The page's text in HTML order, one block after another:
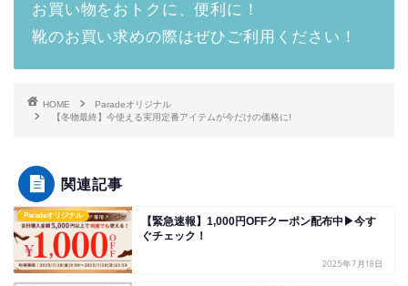
お買い物をおトクに、便利に！
靴のお買い求めの際はぜひご利用ください！
HOME
Paradeオリジナル
【冬物最終】今使える実用定番アイテムが今だけの価格に!
関連記事
Paradeオリジナル
【緊急速報】1,000円OFFクーポン配布中▶今す
ぐチェック！
2025年7月18日